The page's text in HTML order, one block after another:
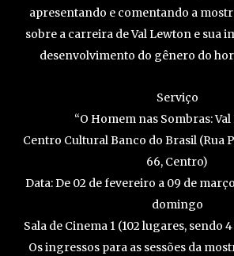
apresentando e comentando a
sobre a carreira de Val Lewton e sua
desenvolvimento do gênero do
Serviço
“O Homem nas Sombras:
Centro Cultural Banco do Brasil (Rua
66, Centro)
Data: De 02 de fevereiro a 09 de
domingo
Sala de Cinema 1 (102 lugares, sendo
Os ingressos para as sessões da